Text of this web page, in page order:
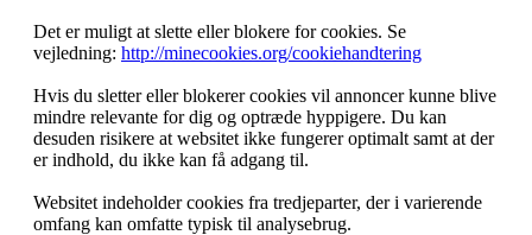
Det er muligt at slette eller blokere for cookies. Se
vejledning: http://minecookies.org/cookiehandtering
Hvis du sletter eller blokerer cookies vil annoncer kunne blive
mindre relevante for dig og optræde hyppigere. Du kan
desuden risikere at websitet ikke fungerer optimalt samt at der
er indhold, du ikke kan få adgang til.
Websitet indeholder cookies fra tredjeparter, der i varierende
omfang kan omfatte typisk til analysebrug.